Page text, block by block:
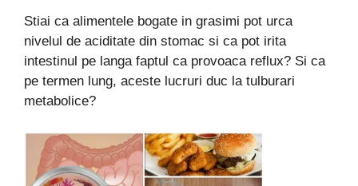
Stiai ca alimentele bogate in grasimi pot urca
nivelul de aciditate din stomac si ca pot irita
intestinul pe langa faptul ca provoaca reflux? Si ca
pe termen lung, aceste lucruri duc la tulburari
metabolice?